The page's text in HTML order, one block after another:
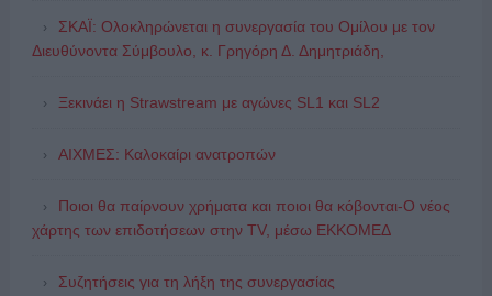
ΣΚΑΪ: Ολοκληρώνεται η συνεργασία του Ομίλου με τον
Διευθύνοντα Σύμβουλο, κ. Γρηγόρη Δ. Δημητριάδη,
Ξεκινάει η Strawstream με αγώνες SL1 και SL2
ΑΙΧΜΕΣ: Καλοκαίρι ανατροπών
Ποιοι θα παίρνουν χρήματα και ποιοι θα κόβονται-Ο νέος
χάρτης των επιδοτήσεων στην TV, μέσω ΕΚΚΟΜΕΔ
Συζητήσεις για τη λήξη της συνεργασίας